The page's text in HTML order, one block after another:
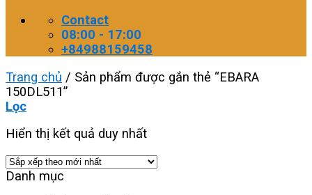
Contact
08:00 - 17:00
+84988159458
Trang chủ / Sản phẩm được gắn thẻ “EBARA
150DL511”
Lọc
Hiển thị kết quả duy nhất
Danh mục